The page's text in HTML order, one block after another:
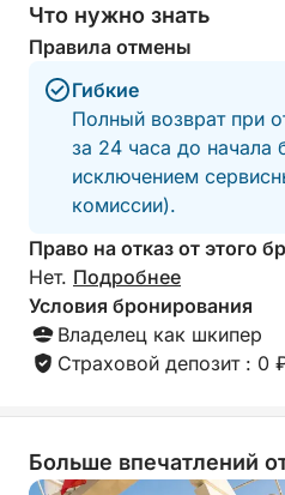
🥂 В пакет включено:
✅ Частная яхта со
✅ Стандартное топливо
✅ Премиальный аперитив
✅ Обед из
- Ризотто с
- Паккери с
- Спагетти с мидиями или
✅ Безалкогольные
Что нужно знать
Правила отмены
Гибкие
Полный возврат при
за 24 часа до начала
исключением
комиссии).
Право на отказ от этого
Нет. Подробнее
Условия бронирования
Владелец как шкипер
Страховой депозит : 0
Больше впечатлений